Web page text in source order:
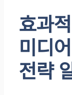
효과
미디
전략